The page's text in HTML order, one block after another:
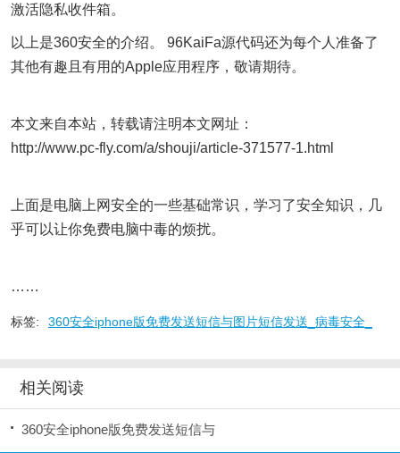
激活隐私收件箱。
以上是360安全的介绍。 96KaiFa源代码还为每个人准备了
其他有趣且有用的Apple应用程序，敬请期待。
本文来自本站，转载请注明本文网址：
http://www.pc-fly.com/a/shouji/article-371577-1.html
上面是电脑上网安全的一些基础常识，学习了安全知识，几
乎可以让你免费电脑中毒的烦扰。
……
标签: 360安全iphone版免费发送短信与图片短信发送_病毒安全_
相关阅读
360安全iphone版免费发送短信与